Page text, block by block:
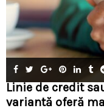
Linie de credit
variantă oferă